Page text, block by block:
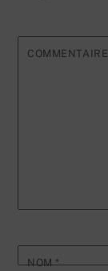
COMMENTAIRE
NOM*